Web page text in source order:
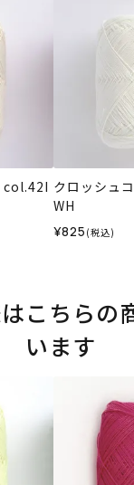
col.42I クロッシュ
WH
¥825 (税込)
こちらの
います